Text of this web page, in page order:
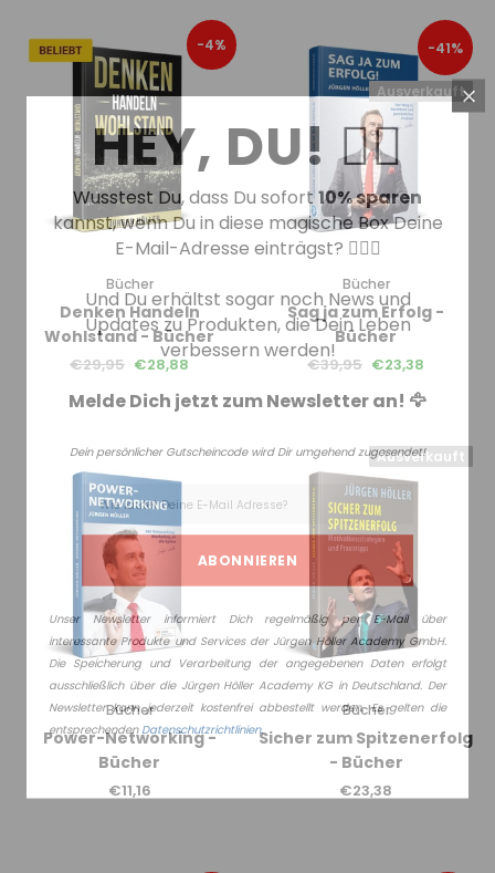
-4%
Bücher
Denken Handeln
Wohlstand - Bücher
€29,95 €28,88
-41%
Ausverkauft
Bücher
Sag ja zum Erfolg -
Bücher
€39,95 €23,38
Bücher
Power-Networking -
Bücher
€11,16
Ausverkauft
Bücher
Sicher zum Spitzenerfolg
- Bücher
€23,38
HEY, DU! ☝🏻
Wusstest Du, dass Du sofort10% sparen
kannst, wenn Du in diese magische Box Deine
E-Mail-Adresse einträgst? 🧙🏻‍♂️
Und Du erhältst sogar noch News und
Updates zu Produkten, die Dein Leben
verbessern werden!
Melde Dich jetzt zum Newsletter an! 🦅
Dein persönlicher Gutscheincode wird Dir umgehend zugesendet!
Unser Newsletter informiert Dich regelmäßig per E-Mail über
interessante Produkte und Services der Jürgen Höller Academy GmbH.
Die Speicherung und Verarbeitung der angegebenen Daten erfolgt
ausschließlich über die Jürgen Höller Academy KG in Deutschland. Der
Newsletter kann jederzeit kostenfrei abbestellt werden. Es gelten die
entsprechenden Datenschutzrichtlinien.